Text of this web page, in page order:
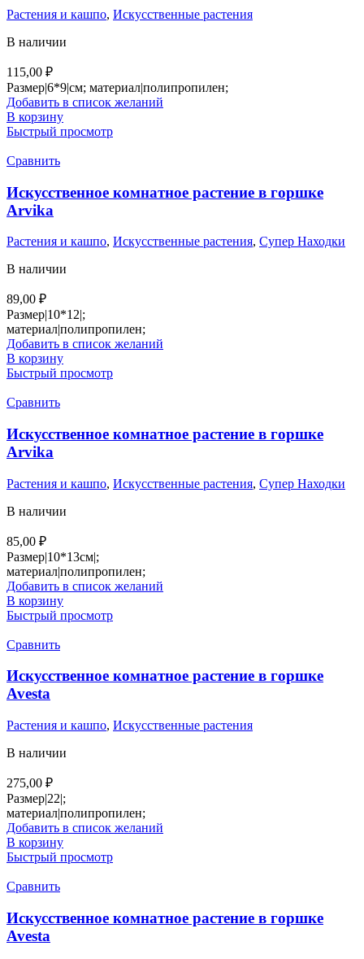
Растения и кашпо, Искусственные растения
В наличии
115,00 ₽
Размер|6*9|см; материал|полипропилен;
Добавить в список желаний
В корзину
Быстрый просмотр
Сравнить
Искусственное комнатное растение в горшке
Arvika
Растения и кашпо, Искусственные растения, Супер Находки
В наличии
89,00 ₽
Размер|10*12|;
материал|полипропилен;
Добавить в список желаний
В корзину
Быстрый просмотр
Сравнить
Искусственное комнатное растение в горшке
Arvika
Растения и кашпо, Искусственные растения, Супер Находки
В наличии
85,00 ₽
Размер|10*13см|;
материал|полипропилен;
Добавить в список желаний
В корзину
Быстрый просмотр
Сравнить
Искусственное комнатное растение в горшке
Avesta
Растения и кашпо, Искусственные растения
В наличии
275,00 ₽
Размер|22|;
материал|полипропилен;
Добавить в список желаний
В корзину
Быстрый просмотр
Сравнить
Искусственное комнатное растение в горшке
Avesta